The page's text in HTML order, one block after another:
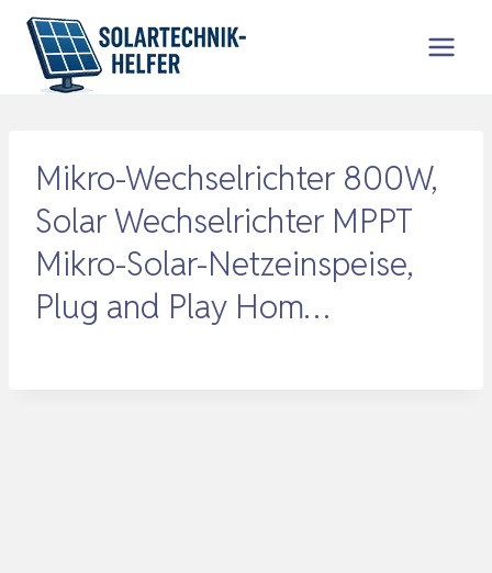
Zum
Inhalt
springen
Mikro-Wechselrichter 800W,
Solar Wechselrichter MPPT
Mikro-Solar-Netzeinspeise,
Plug and Play Hom…